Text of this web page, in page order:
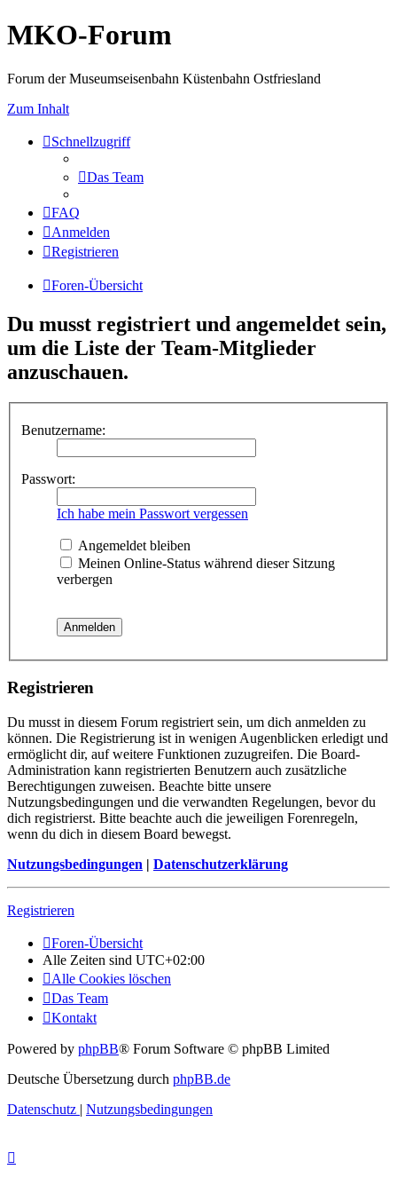
MKO-Forum
Forum der Museumseisenbahn Küstenbahn Ostfriesland
Zum Inhalt
Schnellzugriff
Das Team
FAQ
Anmelden
Registrieren
Foren-Übersicht
Du musst registriert und angemeldet sein,
um die Liste der Team-Mitglieder
anzuschauen.
Benutzername:
Passwort:
Ich habe mein Passwort vergessen
Angemeldet bleiben
Meinen Online-Status während dieser Sitzung
verbergen
Registrieren
Du musst in diesem Forum registriert sein, um dich anmelden zu
können. Die Registrierung ist in wenigen Augenblicken erledigt und
ermöglicht dir, auf weitere Funktionen zuzugreifen. Die Board-
Administration kann registrierten Benutzern auch zusätzliche
Berechtigungen zuweisen. Beachte bitte unsere
Nutzungsbedingungen und die verwandten Regelungen, bevor du
dich registrierst. Bitte beachte auch die jeweiligen Forenregeln,
wenn du dich in diesem Board bewegst.
Nutzungsbedingungen | Datenschutzerklärung
Registrieren
Foren-Übersicht
Alle Zeiten sind UTC+02:00
Alle Cookies löschen
Das Team
Kontakt
Powered by phpBB® Forum Software © phpBB Limited
Deutsche Übersetzung durch phpBB.de
Datenschutz | Nutzungsbedingungen